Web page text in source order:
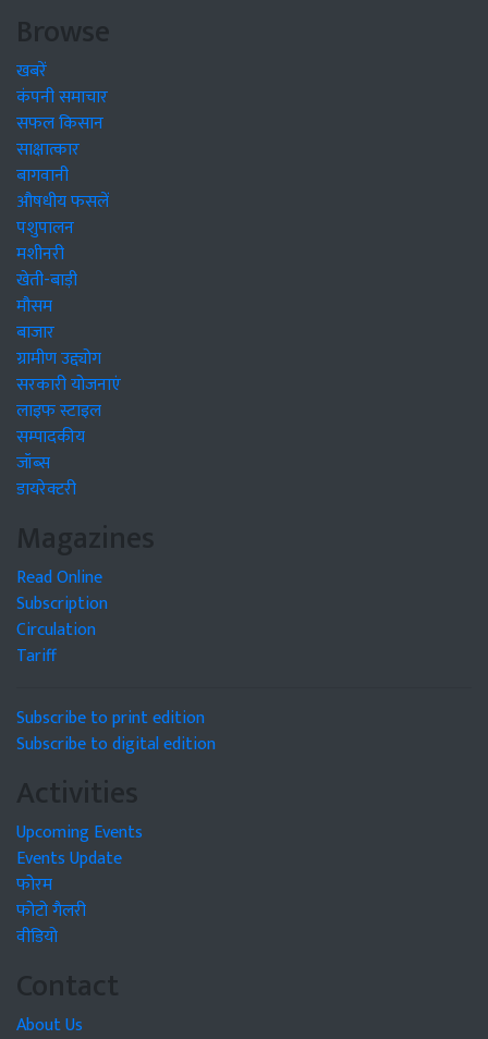
Browse
खबरें
कंपनी समाचार
सफल किसान
साक्षात्कार
बागवानी
औषधीय फसलें
पशुपालन
मशीनरी
खेती-बाड़ी
मौसम
बाजार
ग्रामीण उद्द्योग
सरकारी योजनाएं
लाइफ स्टाइल
सम्पादकीय
जॉब्स
डायरेक्टरी
Magazines
Read Online
Subscription
Circulation
Tariff
Subscribe to print edition
Subscribe to digital edition
Activities
Upcoming Events
Events Update
फोरम
फोटो गैलरी
वीडियो
Contact
About Us